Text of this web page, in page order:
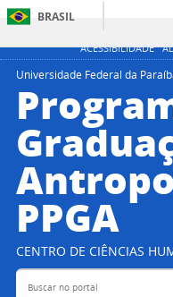
ACESSIBILIDADE
BRASIL
Universidade Federal da
PPGA
CENTRO DE CIÊNCIAS
Buscar no portal